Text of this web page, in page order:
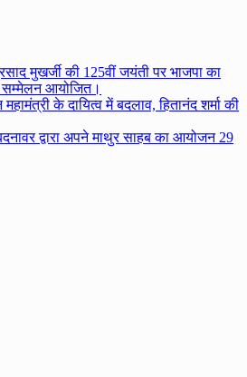
मुखर्जी की 125वीं जयंती पर भाजपा का
सम्मेलन आयोजित।
के दायित्व में बदलाव, हितानंद शर्मा की
द्वारा अपने माथुर साहब का आयोजन 29